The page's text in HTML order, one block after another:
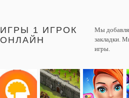
ИГРЫ 1 ИГРОК
ОНЛАЙН
Мы
закладки.
игры.